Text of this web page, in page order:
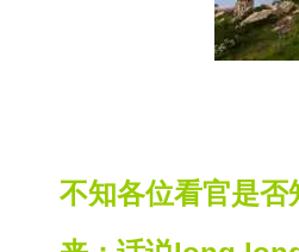
不知各位看官是